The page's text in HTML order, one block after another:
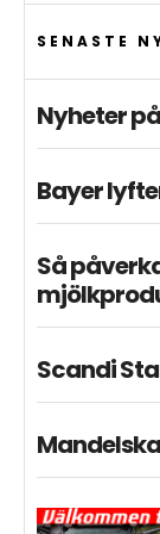
SENASTE
Nyheter
Bayer
Så
Scandi